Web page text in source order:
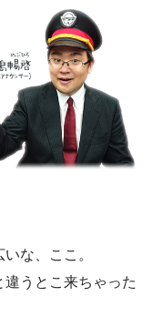
な、ここ。
うとこ来ちゃった